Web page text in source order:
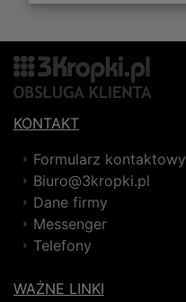
KONTAKT
Formularz kontaktowy
Biuro@3kropki.pl
Dane firmy
Messenger
Telefony
WAŻNE LINKI